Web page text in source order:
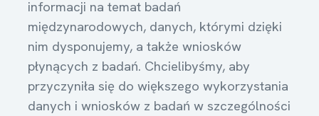
informacji na temat badań
międzynarodowych, danych, którymi dzięki
nim dysponujemy, a także wniosków
płynących z badań. Chcielibyśmy, aby
przyczyniła się do większego wykorzystania
danych i wniosków z badań w szczególności